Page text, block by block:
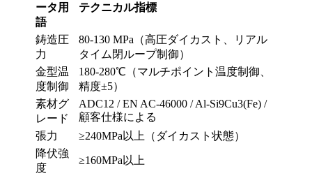
ータ用
語
テクニカル指標
鋳造圧
力
80-130 MPa（高圧ダイカスト、リアル
タイム閉ループ制御）
金型温
度制御
180-280℃（マルチポイント温度制御、
精度±5）
素材グ
レード
ADC12 / EN AC-46000 / Al-Si9Cu3(Fe) /
顧客仕様による
張力
≥240MPa以上（ダイカスト状態）
降伏強
度
≥160MPa以上